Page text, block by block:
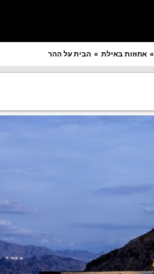
אחוזות באילת הבית על ההר